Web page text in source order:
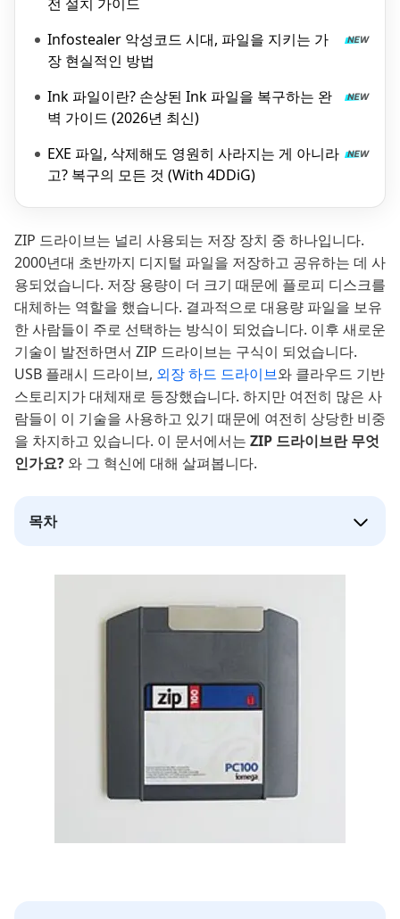
Infostealer 악성코드 시대, 파일을 지키는 가
장 현실적인 방법
Ink 파일이란? 손상된 Ink 파일을 복구하는 완
벽 가이드 (2026년 최신)
EXE 파일, 삭제해도 영원히 사라지는 게 아니라
고? 복구의 모든 것 (With 4DDiG)
ZIP 드라이브는 널리 사용되는 저장 장치 중 하나입니다.
2000년대 초반까지 디지털 파일을 저장하고 공유하는 데 사
용되었습니다. 저장 용량이 더 크기 때문에 플로피 디스크를
대체하는 역할을 했습니다. 결과적으로 대용량 파일을 보유
한 사람들이 주로 선택하는 방식이 되었습니다. 이후 새로운
기술이 발전하면서 ZIP 드라이브는 구식이 되었습니다.
USB 플래시 드라이브, 외장 하드 드라이브와 클라우드 기반
스토리지가 대체재로 등장했습니다. 하지만 여전히 많은 사
람들이 이 기술을 사용하고 있기 때문에 여전히 상당한 비중
을 차지하고 있습니다. 이 문서에서는 ZIP 드라이브란 무엇
인가요? 와 그 혁신에 대해 살펴봅니다.
목차